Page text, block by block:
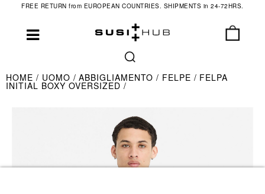
FREE RETURN from EUROPEAN COUNTRIES. SHIPMENTS in 24-72HRS.
HOME UOMO ABBIGLIAMENTO FELPE FELPA
INITIAL BOXY OVERSIZED